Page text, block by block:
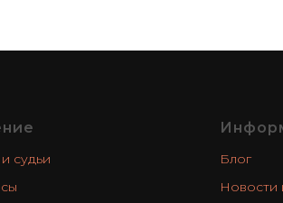
судьи
Блог
Новости